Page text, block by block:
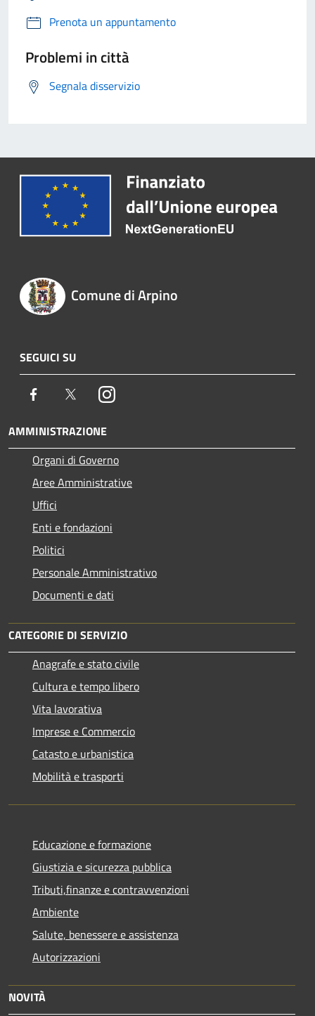
Prenota un appuntamento
Problemi in città
Segnala disservizio
Comune di Arpino
SEGUICI SU
Facebook TwitterInstagram
AMMINISTRAZIONE
Organi di Governo
Aree Amministrative
Uffici
Enti e fondazioni
Politici
Personale Amministrativo
Documenti e dati
CATEGORIE DI SERVIZIO
Anagrafe e stato civile
Cultura e tempo libero
Vita lavorativa
Imprese e Commercio
Catasto e urbanistica
Mobilità e trasporti
Educazione e formazione
Giustizia e sicurezza pubblica
Tributi,finanze e contravvenzioni
Ambiente
Salute, benessere e assistenza
Autorizzazioni
NOVITÀ